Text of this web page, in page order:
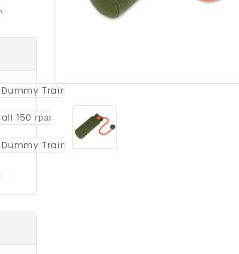
Mystique® Dummy Ball 150 Грамм
1 540,00 ₽
Апорт Mystique ® Bird Dog...
2 300,00 ₽